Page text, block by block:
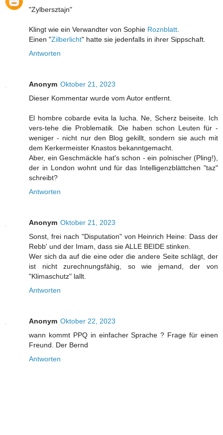
"Zylbersztajn"
Klingt wie ein Verwandter von Sophie Roznblatt
Einen "Zilberlicht" hatte sie jedenfalls in ihrer Sippschaft.
Antworten
Anonym Oktober 21, 2023
Dieser Kommentar wurde vom Autor entfernt.
El hombre cobarde evita la lucha. Ne, Scherz beiseite. Ich
vers-tehe die Problematik. Die haben schon Leuten für -
weniger - nicht nur den Blog gekillt, sondern sie auch mit
dem Kerkermeister Knastos bekanntgemacht.
Aber, ein Geschmäckle hat's schon - ein polnischer (Pling!),
der in London wohnt und für das Intelligenzblättchen "taz"
schreibt?
Antworten
Anonym Oktober 21, 2023
Sonst, frei nach "Disputation" von Heinrich Heine: Dass der
Rebb' und der Imam, dass sie ALLE BEIDE stinken.
Wer sich da auf die eine oder die andere Seite schlägt, der
ist nicht zurechnungsfähig, so wie jemand, der von
"Klimaschutz" lallt.
Antworten
Anonym Oktober 22, 2023
wann kommt PPQ in einfacher Sprache ? Frage für einen
Freund. Der Bernd
Antworten